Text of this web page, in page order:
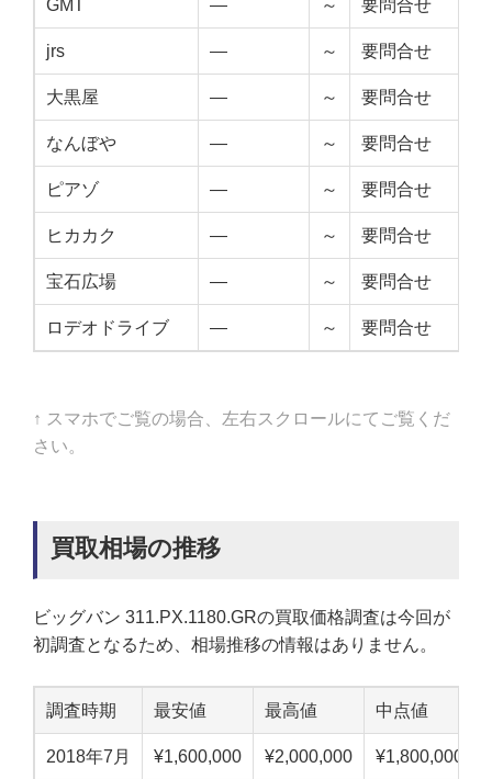
GMT — ～ 要問合せ
jrs — ～ 要問合せ
大黒屋 — ～ 要問合せ
なんぼや — ～ 要問合せ
ピアゾ — ～ 要問合せ
ヒカカク — ～ 要問合せ
宝石広場 — ～ 要問合せ
ロデオドライブ — ～ 要問合せ
↑ スマホでご覧の場合、左右スクロールにてご覧くだ
さい。
買取相場の推移
ビッグバン 311.PX.1180.GRの買取価格調査は今回が
初調査となるため、相場推移の情報はありません。
調査時期 最安値 最高値 中点値
2018年7月 ¥1,600,000 ¥2,000,000 ¥1,800,000